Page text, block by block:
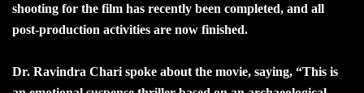
shooting for the film has recently been completed, and all
post-production activities are now finished.
Dr. Ravindra Chari spoke about the movie, saying, “This is